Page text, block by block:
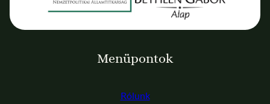
Menüpontok
Rólunk